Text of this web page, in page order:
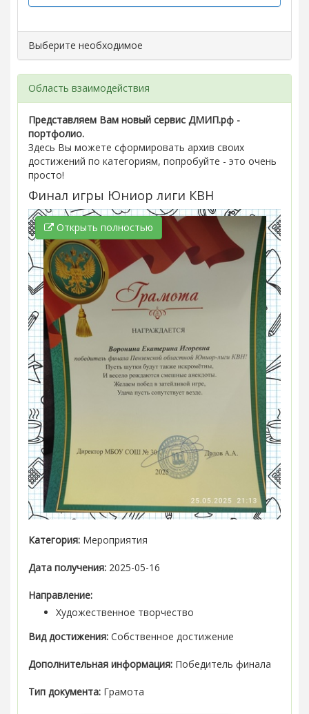
Выберите необходимое
Область взаимодействия
Представляем Вам новый сервис ДМИП.рф -
портфолио.
Здесь Вы можете сформировать архив своих
достижений по категориям, попробуйте - это очень
просто!
Финал игры Юниор лиги КВН
Открыть полностью
Категория: Мероприятия
Дата получения: 2025-05-16
Направление:
Художественное творчество
Вид достижения: Собственное достижение
Дополнительная информация: Победитель финала
Тип документа: Грамота